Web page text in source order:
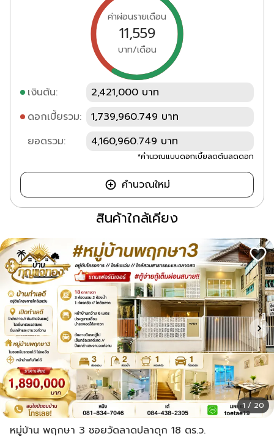
ค่าผ่อนรายเดือน
11,559
บาท/เดือน
เงินต้น:
2,421,000 บาท
ดอกเบี้ยรวม:
1,739,960.749 บาท
ยอดรวม:
4,160,960.749 บาท
*คำนวณแบบดอกเบี้ยลดต้นลดดอก
คำนวณใหม่
สินค้าใกล้เคียง
1 / 20
หมู่บ้าน พฤกษา 3 ซอยวัดลาดปลาดุก 18 ตร.ว.